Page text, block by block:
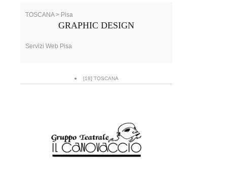
TOSCANA > Pisa
GRAPHIC DESIGN
Servizi Web Pisa
[18] TOSCANA